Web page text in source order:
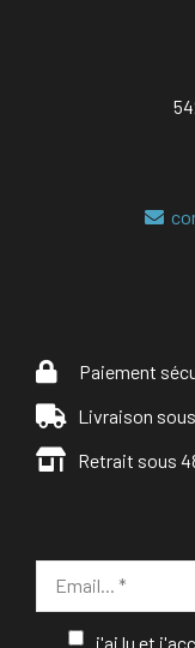
Paiement
Livraison
Retrait sous
j'ai lu et